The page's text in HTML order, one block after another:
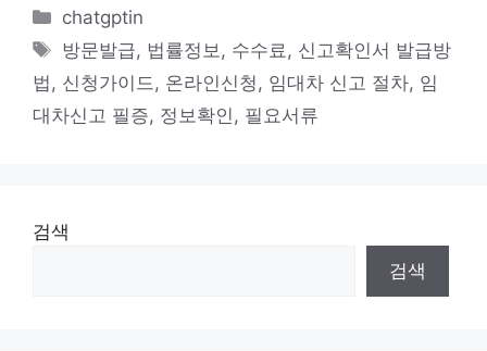
카
테
고
리
chatgptin
태
그
방문발급, 법률정보 , 수수료 , 신고확인서 발급방
법 , 신청가이드 , 온라인신청 , 임대차 신고 절차, 임
대차신고 필증, 정보확인 , 필요서류
검색
검색